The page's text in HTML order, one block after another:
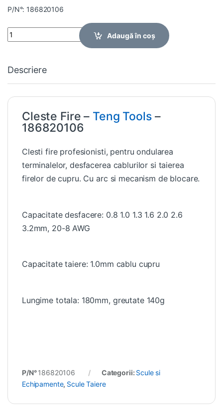
P/N°: 186820106
Quantity
Adaugă în coș
Descriere
Cleste Fire – Teng Tools–
186820106
Clesti fire profesionisti, pentru ondularea
terminalelor, desfacerea cablurilor si taierea
firelor de cupru. Cu arc si mecanism de blocare.
Capacitate desfacere: 0.8 1.0 1.3 1.6 2.0 2.6
3.2mm, 20-8 AWG
Capacitate taiere: 1.0mm cablu cupru
Lungime totala: 180mm, greutate 140g
P/N°186820106 Categorii: Scule si
Echipamente, Scule Taiere